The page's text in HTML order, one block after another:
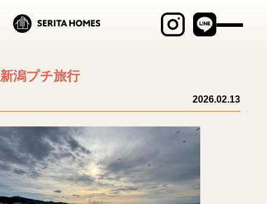
見学会・イベント
セリタホームズが
大切にしていること
土地建物の売却相談
ブログ
新潟プチ旅行
2026.02.13